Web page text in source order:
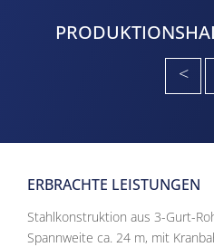
<
ERBRACHTE LEISTUNGEN
Stahlkonstruktion aus 3-Gurt-
Spannweite ca. 24 m, mit